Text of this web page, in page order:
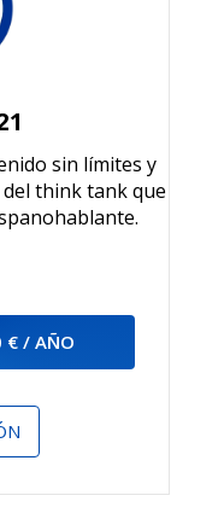
sin límites y
think tank que
€ / AÑO